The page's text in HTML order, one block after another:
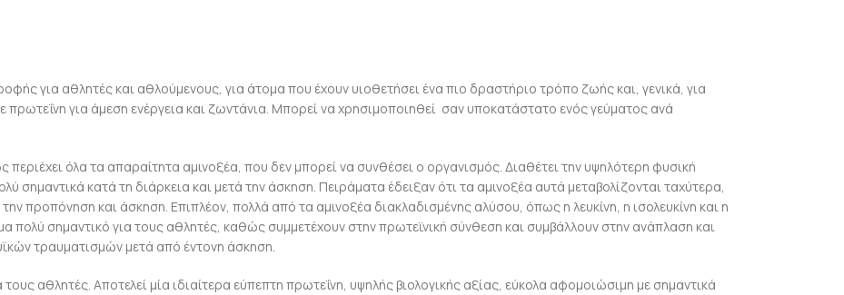
για αθλητές και αθλούμενους, για άτομα που έχουν υιοθετήσει ένα πιο δραστήριο τρόπο ζωής και, γενικά, για
για άμεση ενέργεια και ζωντάνια. Μπορεί να χρησιμοποιηθεί σαν υποκατάστατο ενός γεύματος ανά
όλα τα απαραίτητα αμινοξέα, που δεν μπορεί να συνθέσει ο οργανισμός. Διαθέτει την υψηλότερη φυσική
σημαντικά κατά τη διάρκεια και μετά την άσκηση. Πειράματα έδειξαν ότι τα αμινοξέα αυτά μεταβολίζονται ταχύτερα,
προπόνηση και άσκηση. Επιπλέον, πολλά από τα αμινοξέα διακλαδισμένης αλύσου, όπως η λευκίνη, η ισολευκίνη και η
πολύ σημαντικό για τους αθλητές, καθώς συμμετέχουν στην πρωτεϊνική σύνθεση και συμβάλλουν στην ανάπλαση και
τραυματισμών μετά από έντονη άσκηση.
αθλητές. Αποτελεί μία ιδιαίτερα εύπεπτη πρωτεΐνη, υψηλής βιολογικής αξίας, εύκολα αφομοιώσιμη με σημαντικά